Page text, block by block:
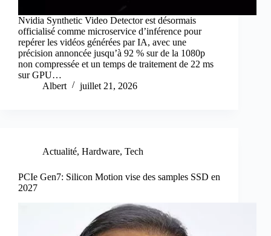
Nvidia Synthetic Video Detector est désormais
officialisé comme microservice d’inférence pour
repérer les vidéos générées par IA, avec une
précision annoncée jusqu’à 92 % sur de la 1080p
non compressée et un temps de traitement de 22 ms
sur GPU…
Albert
juillet 21, 2026
Actualité, Hardware, Tech
PCIe Gen7: Silicon Motion vise des samples SSD en
2027